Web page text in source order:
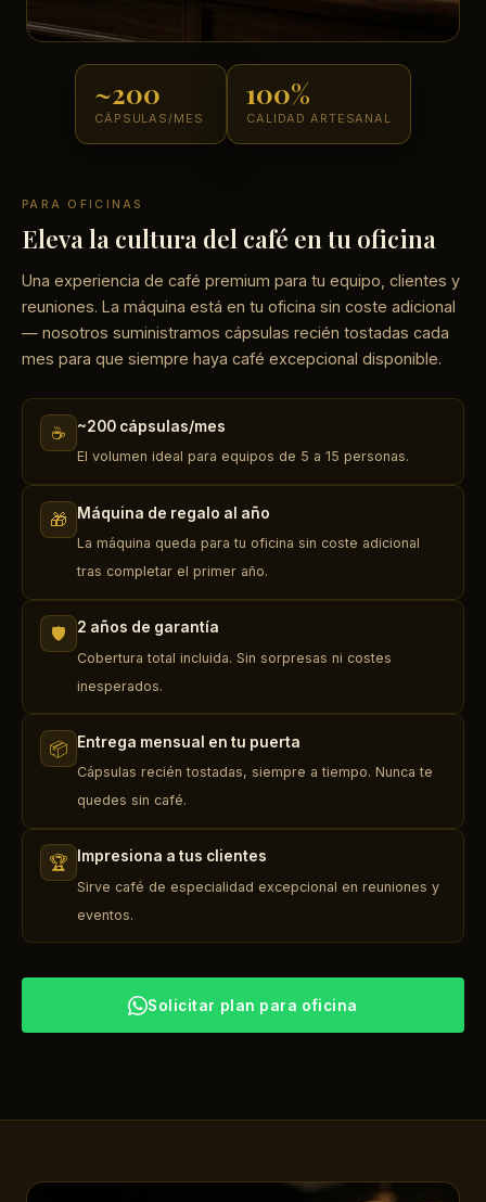
~200
CÁPSULAS/MES
100%
CALIDAD ARTESANAL
PARA OFICINAS
Eleva la cultura del café en tu oficina
Una experiencia de café premium para tu equipo, clientes y
reuniones. La máquina está en tu oficina sin coste adicional
— nosotros suministramos cápsulas recién tostadas cada
mes para que siempre haya café excepcional disponible.
☕ ~200 cápsulas/mes
El volumen ideal para equipos de 5 a 15 personas.
🎁 Máquina de regalo al año
La máquina queda para tu oficina sin coste adicional
tras completar el primer año.
🛡️ 2 años de garantía
Cobertura total incluida. Sin sorpresas ni costes
inesperados.
📦 Entrega mensual en tu puerta
Cápsulas recién tostadas, siempre a tiempo. Nunca te
quedes sin café.
🏆 Impresiona a tus clientes
Sirve café de especialidad excepcional en reuniones y
eventos.
Solicitar plan para oficina